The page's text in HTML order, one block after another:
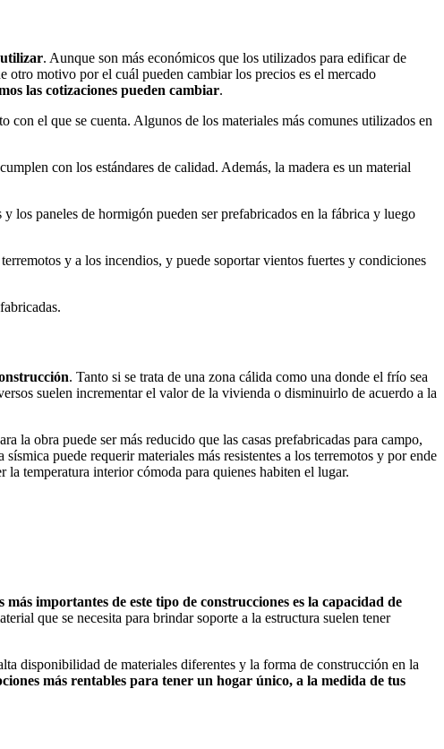
utilizar. Aunque son más económicos que los utilizados para edificar de
otro motivo por el cuál pueden cambiar los precios es el mercado
las cotizaciones pueden cambiar.
con el que se cuenta. Algunos de los materiales más comunes utilizados en
con los estándares de calidad. Además, la madera es un material
los paneles de hormigón pueden ser prefabricados en la fábrica y luego
y a los incendios, y puede soportar vientos fuertes y condiciones
. Tanto si se trata de una zona cálida como una donde el frío sea
suelen incrementar el valor de la vivienda o disminuirlo de acuerdo a la
obra puede ser más reducido que las casas prefabricadas para campo,
puede requerir materiales más resistentes a los terremotos y por ende
la temperatura interior cómoda para quienes habiten el lugar.
más importantes de este tipo de construcciones es la capacidad de
que se necesita para brindar soporte a la estructura suelen tener
disponibilidad de materiales diferentes y la forma de construcción en la
más rentables para tener un hogar único, a la medida de tus